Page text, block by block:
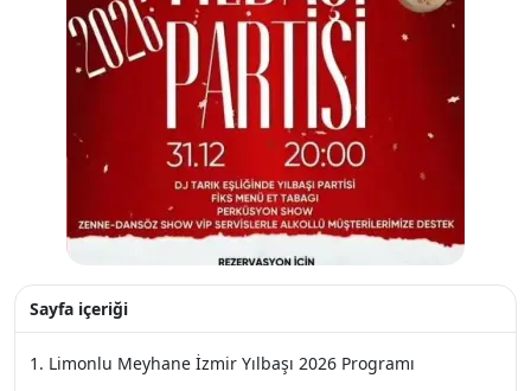
Sayfa içeriği
Limonlu Meyhane İzmir Yılbaşı 2026 Programı